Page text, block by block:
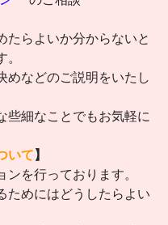
たらよいか分からないと
めなどのご説明をいたし
些細なことでもお気軽に
いて 】
を行っております。
ためにはどうしたらよい